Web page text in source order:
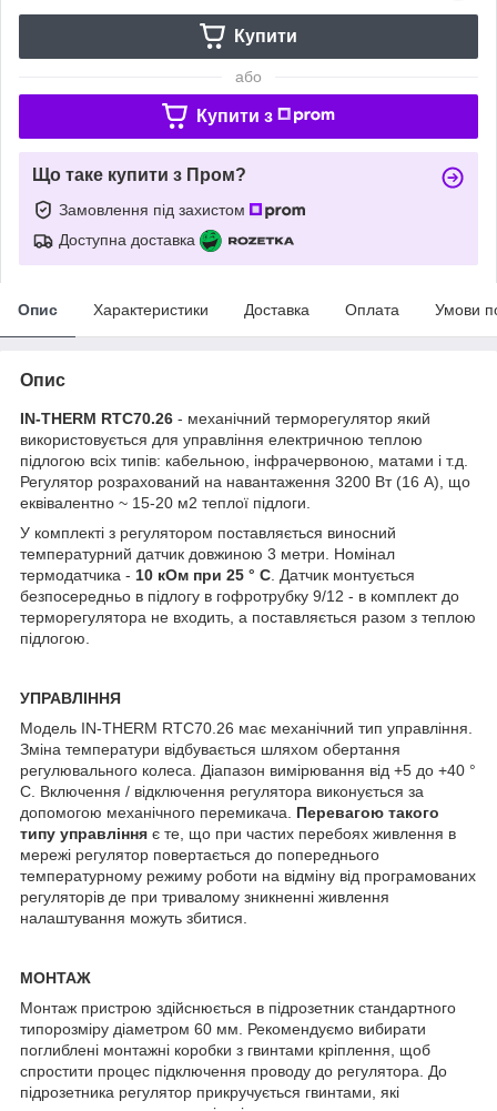
Купити
або
Купити з
Що таке купити з Пром?
Замовлення під захистом
Доступна доставка
Опис Характеристики Доставка Оплата Умови
Опис
IN-THERM RTC70.26 - механічний терморегулятор який
використовується для управління електричною теплою
підлогою всіх типів: кабельною, інфрачервоною, матами і т.д.
Регулятор розрахований на навантаження 3200 Вт (16 А), що
еквівалентно ~ 15-20 м2 теплої підлоги.
У комплекті з регулятором поставляється виносний
температурний датчик довжиною 3 метри. Номінал
термодатчика - 10 кОм при 25 ° С . Датчик монтується
безпосередньо в підлогу в гофротрубку 9/12 - в комплект до
терморегулятора не входить, а поставляється разом з теплою
підлогою.
УПРАВЛІННЯ
Модель IN-THERM RTC70.26 має механічний тип управління.
Зміна температури відбувається шляхом обертання
регулювального колеса. Діапазон вимірювання від +5 до +40 °
С. Включення / відключення регулятора виконується за
допомогою механічного перемикача. Перевагою такого
типу управління є те, що при частих перебоях живлення в
мережі регулятор повертається до попереднього
температурному режиму роботи на відміну від програмованих
регуляторів де при тривалому зникненні живлення
налаштування можуть збитися.
МОНТАЖ
Монтаж пристрою здійснюється в підрозетник стандартного
типорозміру діаметром 60 мм. Рекомендуємо вибирати
поглиблені монтажні коробки з гвинтами кріплення, щоб
спростити процес підключення проводу до регулятора. До
підрозетника регулятор прикручується гвинтами, які